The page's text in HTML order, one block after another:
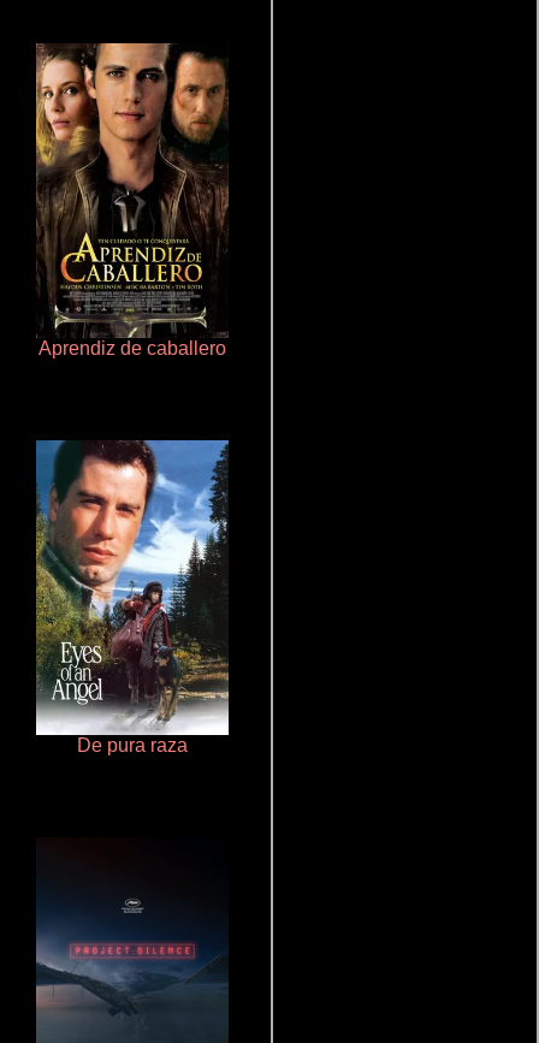
Aprendiz de caballero
De pura raza